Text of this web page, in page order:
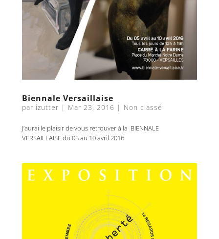
Biennale Versaillaise
par izutter | Mar 23, 2016 | Non classé
J’aurai le plaisir de vous retrouver à la BIENNALE
VERSAILLAISE du 05 au 10 avril 2016